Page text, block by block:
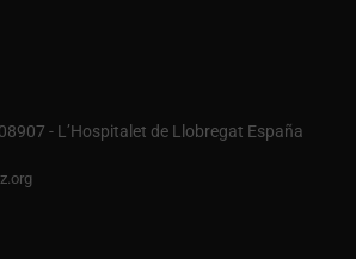
- L’Hospitalet de Llobregat España